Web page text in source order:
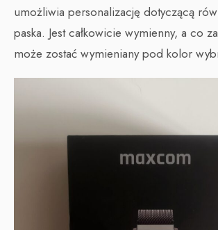
umożliwia personalizację dotyczącą
paska. Jest całkowicie wymienny, a co
może zostać wymieniany pod kolor